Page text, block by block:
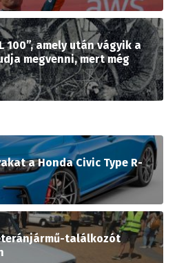
100”, amely után vágyik a
megvenni, mert még
a Honda Civic Type R-
találkozót